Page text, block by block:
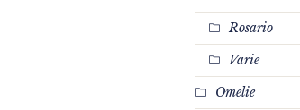
Rosario
Varie
Omelie